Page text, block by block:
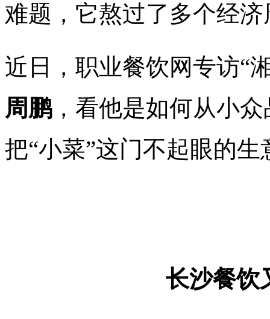
难题，它熬过了多个经济
近日，职业餐饮网专访
周鹏，看他是如何从小
把“小菜”这门不起眼的
长沙餐饮